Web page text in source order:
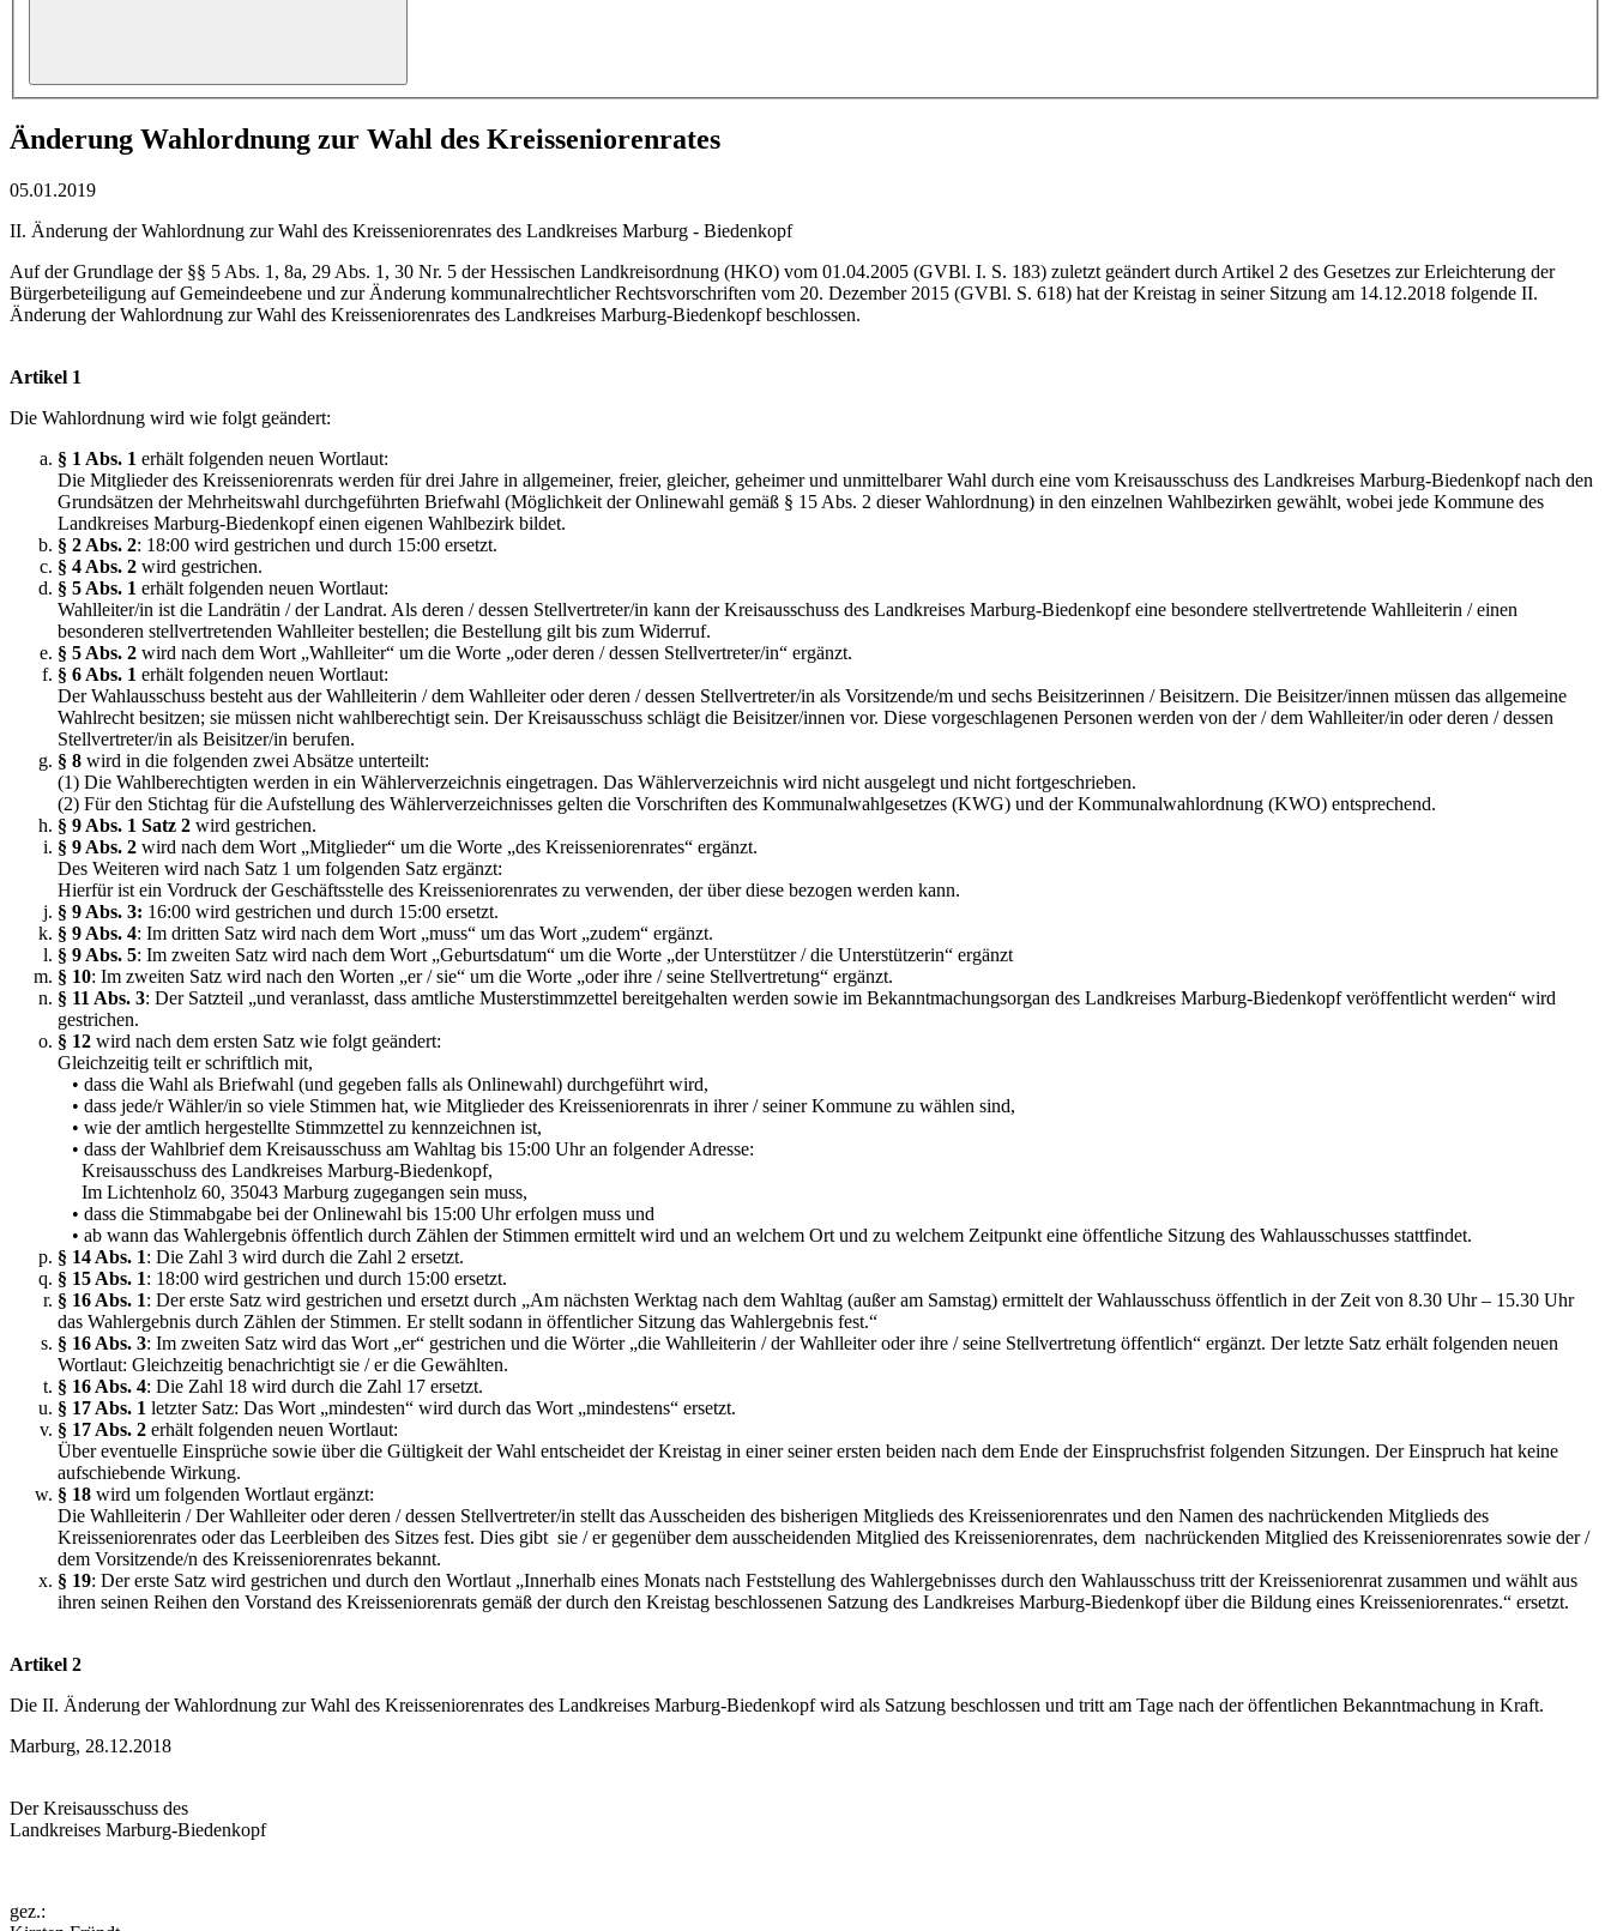
Änderung Wahlordnung zur Wahl des Kreisseniorenrates
05.01.2019
II. Änderung der Wahlordnung zur Wahl des Kreisseniorenrates des Landkreises Marburg - Biedenkopf
Auf der Grundlage der §§ 5 Abs. 1, 8a, 29 Abs. 1, 30 Nr. 5 der Hessischen Landkreisordnung (HKO) vom 01.04.2005 (GVBl. I. S. 183) zuletzt geändert durch Artikel 2 des Gesetzes zur Erleichterung der
Bürgerbeteiligung auf Gemeindeebene und zur Änderung kommunalrechtlicher Rechtsvorschriften vom 20. Dezember 2015 (GVBl. S. 618) hat der Kreistag in seiner Sitzung am 14.12.2018 folgende II.
Änderung der Wahlordnung zur Wahl des Kreisseniorenrates des Landkreises Marburg-Biedenkopf beschlossen.
Artikel 1
Die Wahlordnung wird wie folgt geändert:
§ 1 Abs. 1 erhält folgenden neuen Wortlaut:
Die Mitglieder des Kreisseniorenrats werden für drei Jahre in allgemeiner, freier, gleicher, geheimer und unmittelbarer Wahl durch eine vom Kreisausschuss des Landkreises Marburg-Biedenkopf nach den
Grundsätzen der Mehrheitswahl durchgeführten Briefwahl (Möglichkeit der Onlinewahl gemäß § 15 Abs. 2 dieser Wahlordnung) in den einzelnen Wahlbezirken gewählt, wobei jede Kommune des
Landkreises Marburg-Biedenkopf einen eigenen Wahlbezirk bildet.
§ 2 Abs. 2: 18:00 wird gestrichen und durch 15:00 ersetzt.
§ 4 Abs. 2 wird gestrichen.
§ 5 Abs. 1 erhält folgenden neuen Wortlaut:
Wahlleiter/in ist die Landrätin / der Landrat. Als deren / dessen Stellvertreter/in kann der Kreisausschuss des Landkreises Marburg-Biedenkopf eine besondere stellvertretende Wahlleiterin / einen
besonderen stellvertretenden Wahlleiter bestellen; die Bestellung gilt bis zum Widerruf.
§ 5 Abs. 2 wird nach dem Wort „Wahlleiter“ um die Worte „oder deren / dessen Stellvertreter/in“ ergänzt.
§ 6 Abs. 1 erhält folgenden neuen Wortlaut:
Der Wahlausschuss besteht aus der Wahlleiterin / dem Wahlleiter oder deren / dessen Stellvertreter/in als Vorsitzende/m und sechs Beisitzerinnen / Beisitzern. Die Beisitzer/innen müssen das allgemeine
Wahlrecht besitzen; sie müssen nicht wahlberechtigt sein. Der Kreisausschuss schlägt die Beisitzer/innen vor. Diese vorgeschlagenen Personen werden von der / dem Wahlleiter/in oder deren / dessen
Stellvertreter/in als Beisitzer/in berufen.
§ 8 wird in die folgenden zwei Absätze unterteilt:
(1) Die Wahlberechtigten werden in ein Wählerverzeichnis eingetragen. Das Wählerverzeichnis wird nicht ausgelegt und nicht fortgeschrieben.
(2) Für den Stichtag für die Aufstellung des Wählerverzeichnisses gelten die Vorschriften des Kommunalwahlgesetzes (KWG) und der Kommunalwahlordnung (KWO) entsprechend.
§ 9 Abs. 1 Satz 2 wird gestrichen.
§ 9 Abs. 2 wird nach dem Wort „Mitglieder“ um die Worte „des Kreisseniorenrates“ ergänzt.
Des Weiteren wird nach Satz 1 um folgenden Satz ergänzt:
Hierfür ist ein Vordruck der Geschäftsstelle des Kreisseniorenrates zu verwenden, der über diese bezogen werden kann.
§ 9 Abs. 3: 16:00 wird gestrichen und durch 15:00 ersetzt.
§ 9 Abs. 4: Im dritten Satz wird nach dem Wort „muss“ um das Wort „zudem“ ergänzt.
§ 9 Abs. 5: Im zweiten Satz wird nach dem Wort „Geburtsdatum“ um die Worte „der Unterstützer / die Unterstützerin“ ergänzt
§ 10: Im zweiten Satz wird nach den Worten „er / sie“ um die Worte „oder ihre / seine Stellvertretung“ ergänzt.
§ 11 Abs. 3: Der Satzteil „und veranlasst, dass amtliche Musterstimmzettel bereitgehalten werden sowie im Bekanntmachungsorgan des Landkreises Marburg-Biedenkopf veröffentlicht werden“ wird
gestrichen.
§ 12 wird nach dem ersten Satz wie folgt geändert:
Gleichzeitig teilt er schriftlich mit,
• dass die Wahl als Briefwahl (und gegeben falls als Onlinewahl) durchgeführt wird,
• dass jede/r Wähler/in so viele Stimmen hat, wie Mitglieder des Kreisseniorenrats in ihrer / seiner Kommune zu wählen sind,
• wie der amtlich hergestellte Stimmzettel zu kennzeichnen ist,
• dass der Wahlbrief dem Kreisausschuss am Wahltag bis 15:00 Uhr an folgender Adresse:
Kreisausschuss des Landkreises Marburg-Biedenkopf,
Im Lichtenholz 60, 35043 Marburg zugegangen sein muss,
• dass die Stimmabgabe bei der Onlinewahl bis 15:00 Uhr erfolgen muss und
• ab wann das Wahlergebnis öffentlich durch Zählen der Stimmen ermittelt wird und an welchem Ort und zu welchem Zeitpunkt eine öffentliche Sitzung des Wahlausschusses stattfindet.
§ 14 Abs. 1: Die Zahl 3 wird durch die Zahl 2 ersetzt.
§ 15 Abs. 1: 18:00 wird gestrichen und durch 15:00 ersetzt.
§ 16 Abs. 1: Der erste Satz wird gestrichen und ersetzt durch „Am nächsten Werktag nach dem Wahltag (außer am Samstag) ermittelt der Wahlausschuss öffentlich in der Zeit von 8.30 Uhr – 15.30 Uhr
das Wahlergebnis durch Zählen der Stimmen. Er stellt sodann in öffentlicher Sitzung das Wahlergebnis fest.“
§ 16 Abs. 3: Im zweiten Satz wird das Wort „er“ gestrichen und die Wörter „die Wahlleiterin / der Wahlleiter oder ihre / seine Stellvertretung öffentlich“ ergänzt. Der letzte Satz erhält folgenden neuen
Wortlaut: Gleichzeitig benachrichtigt sie / er die Gewählten.
§ 16 Abs. 4: Die Zahl 18 wird durch die Zahl 17 ersetzt.
§ 17 Abs. 1 letzter Satz: Das Wort „mindesten“ wird durch das Wort „mindestens“ ersetzt.
§ 17 Abs. 2 erhält folgenden neuen Wortlaut:
Über eventuelle Einsprüche sowie über die Gültigkeit der Wahl entscheidet der Kreistag in einer seiner ersten beiden nach dem Ende der Einspruchsfrist folgenden Sitzungen. Der Einspruch hat keine
aufschiebende Wirkung.
§ 18 wird um folgenden Wortlaut ergänzt:
Die Wahlleiterin / Der Wahlleiter oder deren / dessen Stellvertreter/in stellt das Ausscheiden des bisherigen Mitglieds des Kreisseniorenrates und den Namen des nachrückenden Mitglieds des
Kreisseniorenrates oder das Leerbleiben des Sitzes fest. Dies gibt sie / er gegenüber dem ausscheidenden Mitglied des Kreisseniorenrates, dem nachrückenden Mitglied des Kreisseniorenrates sowie der /
dem Vorsitzende/n des Kreisseniorenrates bekannt.
§ 19: Der erste Satz wird gestrichen und durch den Wortlaut „Innerhalb eines Monats nach Feststellung des Wahlergebnisses durch den Wahlausschuss tritt der Kreisseniorenrat zusammen und wählt aus
ihren seinen Reihen den Vorstand des Kreisseniorenrats gemäß der durch den Kreistag beschlossenen Satzung des Landkreises Marburg-Biedenkopf über die Bildung eines Kreisseniorenrates.“ ersetzt.
Artikel 2
Die II. Änderung der Wahlordnung zur Wahl des Kreisseniorenrates des Landkreises Marburg-Biedenkopf wird als Satzung beschlossen und tritt am Tage nach der öffentlichen Bekanntmachung in Kraft.
Marburg, 28.12.2018
Der Kreisausschuss des
Landkreises Marburg-Biedenkopf
gez.: